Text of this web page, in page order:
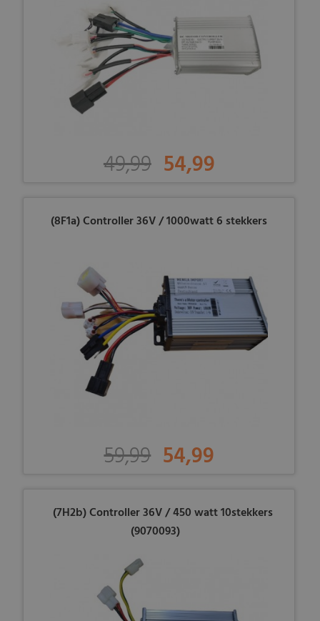
49,99 54,99
(8F1a) Controller 36V / 1000watt 6 stekkers
59,99 54,99
(7H2b) Controller 36V / 450 watt 10stekkers
(9070093)